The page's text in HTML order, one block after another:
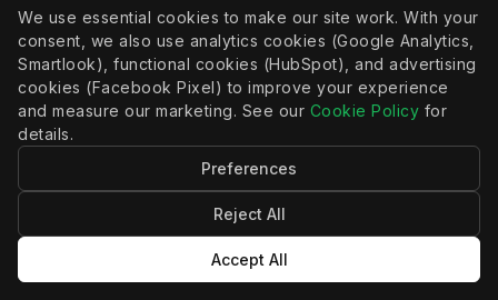
자세히 보기
캘린더 연결
Mindbody와 Calendly
We use essential cookies to make our site work. With your
consent, we also use analytics cookies (Google Analytics,
Smartlook), functional cookies (HubSpot), and advertising
cookies (Facebook Pixel) to improve your experience
and measure our marketing. See our Cookie Policy for
details.
Preferences
Reject All
Accept All